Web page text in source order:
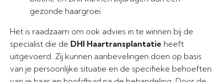
gezonde haargroei.
Het is raadzaam om ook advies in te winnen bij de
specialist die de DHI Haartransplantatie heeft
uitgevoerd. Zij kunnen aanbevelingen doen op basis
van je persoonlijke situatie en de specifieke behoeften